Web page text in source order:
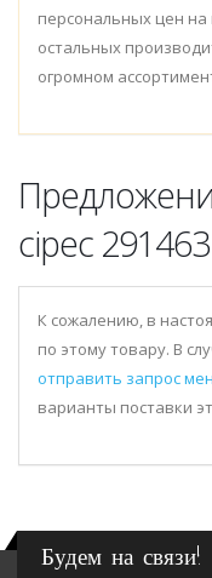
персональных цен на
остальных
огромном
cipec 291463
К сожалению, в
по этому товару. В
отправить запрос
варианты поставки
Будем на связи!